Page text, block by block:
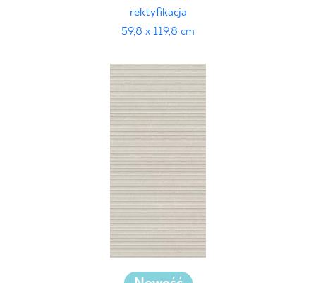
rektyfikacja
59,8 x 119,8 cm